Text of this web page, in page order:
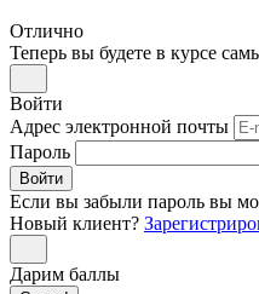
Отлично
Теперь вы будете в курсе
Войти
Адрес электронной почты
Пароль
Войти
Если вы забыли пароль вы
Новый клиент?
Дарим баллы